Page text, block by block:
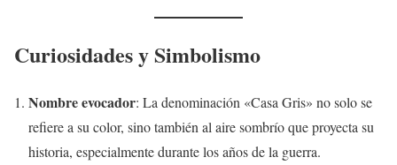
Curiosidades y Simbolismo
Nombre evocador: La denominación «Casa Gris» no solo se
refiere a su color, sino también al aire sombrío que proyecta su
historia, especialmente durante los años de la guerra.